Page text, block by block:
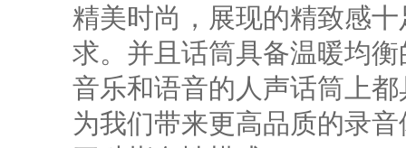
精美时尚，展现的精致感
求。并且话筒具备温暖均
音乐和语音的人声话筒上
为我们带来更高品质的录